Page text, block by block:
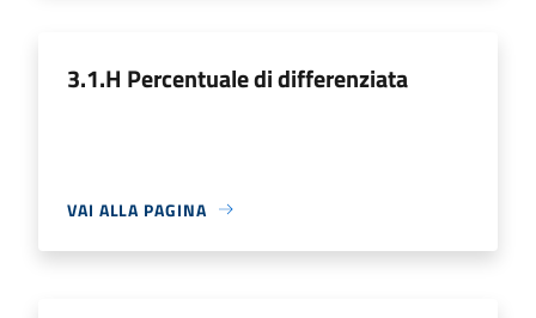
3.1.H Percentuale di differenziata
VAI ALLA PAGINA